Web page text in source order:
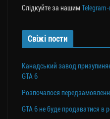
Слідкуйте за нашим
Свіжі пости
Канадський завод
GTA 6
Розпочалося
GTA 6 не буде продаватися в